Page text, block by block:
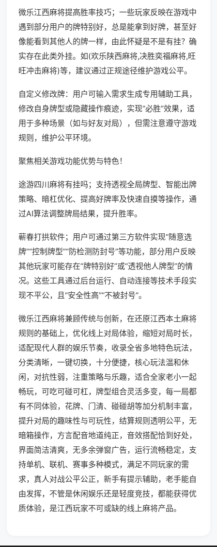
微乐江西麻将提高胜率技巧；一些玩家反映在游戏中
遇到部分用户的牌特别好，总是能拿到好牌，甚至好
像能看到其他人的牌一样，由此怀疑是不是有挂？确
实存在此类外挂。如(欢乐陕西麻将,决胜奕福麻将,旺
旺冲击麻将)等，建议通过正规途径维护游戏公平。
自定义修改牌：用户可输入需求生成专用辅助工具，
修改自身牌型或隐藏操作痕迹，实现“必胜”效果，适
用于多种场景（如与好友对局），但需注意遵守游戏
规则，维护公平环境。
聚焦相关游戏功能优势与特色！
途游四川麻将有挂吗；支持透视全局牌型、智能出牌
策略、暗杠优化、提高好牌率及快速自摸等操作，通
过AI算法调整牌局结果，提升胜率。
蕲春打拱软件；用户可通过第三方软件实现“随意选
牌”“控制牌型”“防检测防封号”等功能，部分用户反映
其他玩家可能存在“牌特别好”或“透视他人牌型”的情
况。这些工具通过后台运行、自动连接等技术手段实
现不平公，且“安全性高”“不被封号”。
微乐江西麻将兼顾传统与创新，在还原江西本土麻将
规则的基础上，优化线上对局体验，缩短对局时长，
适配现代人群的娱乐节奏，收录全省多地特色玩法，
分类清晰，一键切换，十分便捷，核心玩法温和休
闲，对抗性弱，注重策略与乐趣，适合全家老小一起
畅玩，可吃可碰可杠，牌型组合灵活多变，每一局都
有不同体验，花牌、门清、碰碰胡等加分机制丰富，
提升对局的趣味性与可玩性，结算规则透明公平，无
暗箱操作，方言配音地道纯正，音效搭配恰到好处，
界面简洁清爽，无多余弹窗广告，运行流畅稳定，支
持单机、联机、赛事多种模式，满足不同玩家的需
求，真人对战公平公正，新手有提示辅助，老手能自
由发挥，不管是休闲娱乐还是轻度竞技，都能获得优
质体验，是江西玩家不可或缺的线上麻将产品。